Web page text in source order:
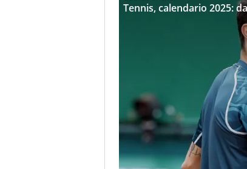
Tennis, calendario 2025: